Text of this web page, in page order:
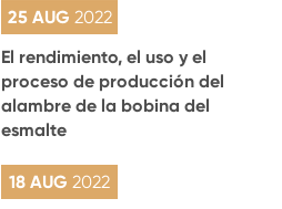
25 AUG 2022
El rendimiento, el uso y el
proceso de producción del
alambre de la bobina del
esmalte
18 AUG2022